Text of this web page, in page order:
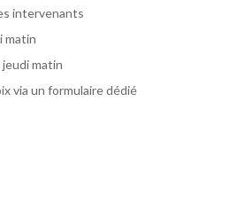
intervenants
matin
matin
via un formulaire dédié